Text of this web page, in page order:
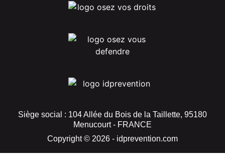
Siège social : 104 Allée du Bois de la Taillette, 95180
Menucourt - FRANCE
Copyright © 2026 - idprevention.com